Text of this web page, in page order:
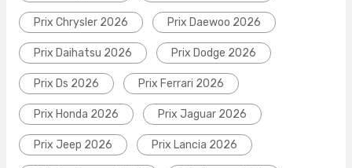
Prix Chrysler 2026 Prix Daewoo 2026
Prix Daihatsu 2026 Prix Dodge 2026
Prix Ds 2026 Prix Ferrari 2026
Prix Honda 2026 Prix Jaguar 2026
Prix Jeep 2026 Prix Lancia 2026